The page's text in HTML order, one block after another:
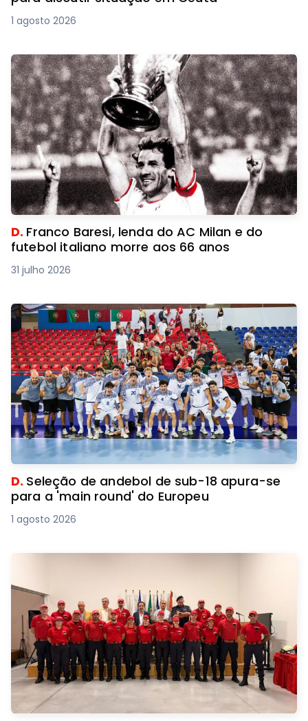
1 agosto 2026
D. Franco Baresi, lenda do AC Milan e do
futebol italiano morre aos 66 anos
31 julho 2026
D. Seleção de andebol de sub-18 apura-se
para a 'main round' do Europeu
1 agosto 2026